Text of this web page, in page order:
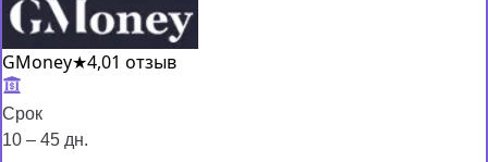
GMoney★4,01 отзыв
Срок
10 – 45 дн.